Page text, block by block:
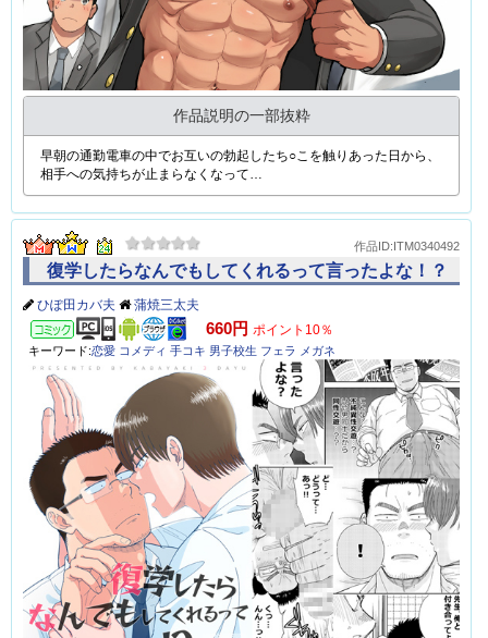
作品説明の一部抜粋
早朝の通勤電車の中でお互いの勃起したち○こを触りあった日から、
相手への気持ちが止まらなくなって…
作品ID:ITM0340492
復学したらなんでもしてくれるって言ったよな！？
ひぽ田カバ夫 蒲焼三太夫
コミック 660円 ポイント10％
キーワード:恋愛 コメディ 手コキ 男子校生 フェラ メガネ